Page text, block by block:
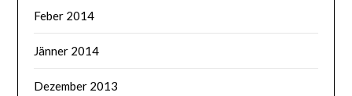
Feber 2014
Jänner 2014
Dezember 2013